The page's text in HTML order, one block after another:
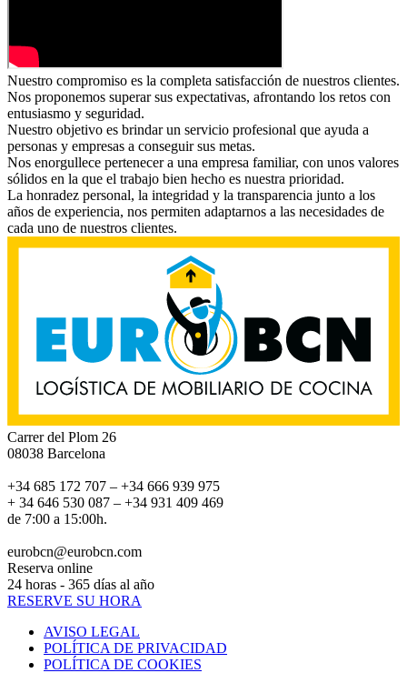
Nuestro compromiso es la completa satisfacción de nuestros clientes.
Nos proponemos superar sus expectativas, afrontando los retos con
entusiasmo y seguridad.
Nuestro objetivo es brindar un servicio profesional que ayuda a
personas y empresas a conseguir sus metas.
Nos enorgullece pertenecer a una empresa familiar, con unos valores
sólidos en la que el trabajo bien hecho es nuestra prioridad.
La honradez personal, la integridad y la transparencia junto a los
años de experiencia, nos permiten adaptarnos a las necesidades de
cada uno de nuestros clientes.
Carrer del Plom 26
08038 Barcelona
+34 685 172 707 – +34 666 939 975
+ 34 646 530 087 – +34 931 409 469
de 7:00 a 15:00h.
eurobcn@eurobcn.com
Reserva online
24 horas - 365 días al año
RESERVE SU HORA
AVISO LEGAL
POLÍTICA DE PRIVACIDAD
POLÍTICA DE COOKIES